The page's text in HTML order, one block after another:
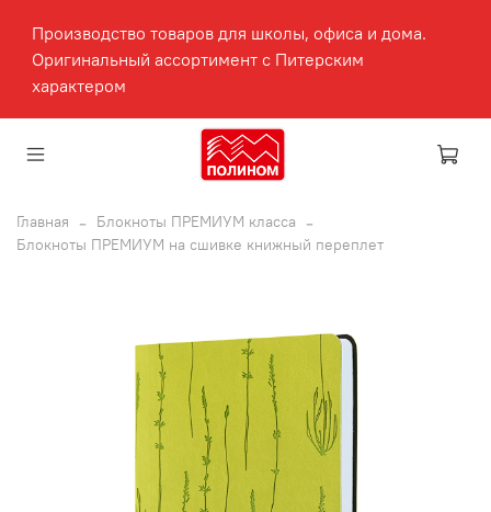
Производство товаров для школы, офиса и дома.
Оригинальный ассортимент с Питерским
характером
Главная
Блокноты ПРЕМИУМ класса
Блокноты ПРЕМИУМ на сшивке книжный переплет